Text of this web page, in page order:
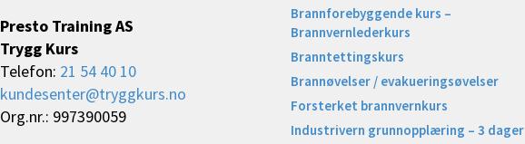
Presto Training AS
Trygg Kurs
Telefon: 21 54 40 10
kundesenter@tryggkurs.no
Org.nr.: 997390059
Brannforebyggende kurs –
Brannvernlederkurs
Branntettingskurs
Brannøvelser / evakueringsøvelser
Forsterket brannvernkurs
Industrivern grunnopplæring – 3 dager